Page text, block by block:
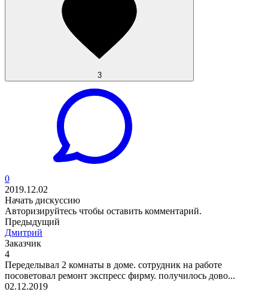
3
0
2019.12.02
Начать дискуссию
Авторизируйтесь чтобы оставить комментарий.
Предыдущий
Дмитрий
Заказчик
4
Переделывал 2 комнаты в доме. сотрудник на работе
посоветовал ремонт экспресс фирму. получилось дово...
02.12.2019